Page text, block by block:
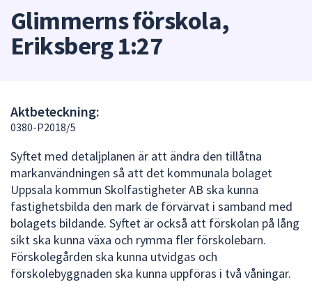
skriva
i
Använd
piltangenterna
för
att
navigera
mellan
sökförslagen
och
Glimmerns förskola,
Eriksberg 1:27
Aktbeteckning:
0380-P2018/5
Syftet med detaljplanen är att ändra den tillåtna
markanvändningen så att det kommunala bolaget
Uppsala kommun Skolfastigheter AB ska kunna
fastighetsbilda den mark de förvärvat i samband med
bolagets bildande. Syftet är också att förskolan på lång
sikt ska kunna växa och rymma fler förskolebarn.
Förskolegården ska kunna utvidgas och
förskolebyggnaden ska kunna uppföras i två våningar.